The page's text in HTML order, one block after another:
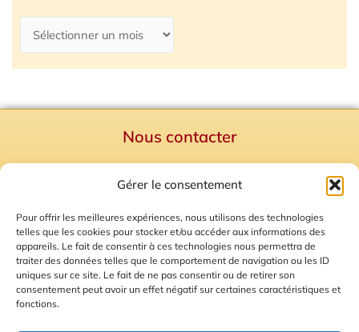
Gérer le consentement
Pour offrir les meilleures expériences, nous utilisons des technologies
telles que les cookies pour stocker et/ou accéder aux informations des
appareils. Le fait de consentir à ces technologies nous permettra de
traiter des données telles que le comportement de navigation ou les ID
uniques sur ce site. Le fait de ne pas consentir ou de retirer son
consentement peut avoir un effet négatif sur certaines caractéristiques et
fonctions.
Nous contacter
Mentions Légales
Plan du site
Gestion des Cookies